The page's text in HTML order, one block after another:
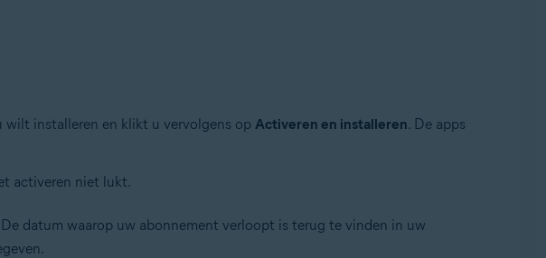
wilt installeren en klikt u vervolgens op Activeren en installeren. De apps
activeren niet lukt.
De datum waarop uw abonnement verloopt is terug te vinden in uw